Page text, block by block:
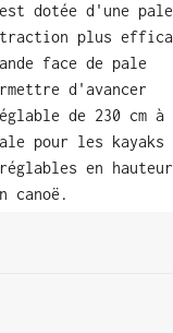
dotée d'une
traction plus
face de pale
d'avancer
de 230 cm à
pour les kayaks
en
canoë.